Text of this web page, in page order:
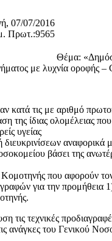
07/07/2016
Πρωτ.:9565
Θέμα:
με λυχνία οροφής –
κατά τις με αριθμό
της ίδιας
υγείας
αναφορικά
βάσει της
που αφορούν
για την
τεχνικές
ανάγκες του Γενικού